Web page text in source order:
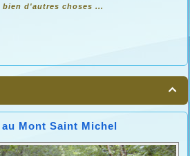
d'autres choses ...

au Mont Saint Michel